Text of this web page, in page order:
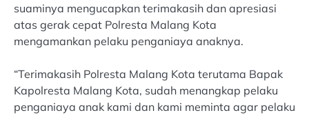
suaminya mengucapkan terimakasih dan apresiasi
atas gerak cepat Polresta Malang Kota
mengamankan pelaku penganiaya anaknya.
“Terimakasih Polresta Malang Kota terutama Bapak
Kapolresta Malang Kota, sudah menangkap pelaku
penganiaya anak kami dan kami meminta agar pelaku